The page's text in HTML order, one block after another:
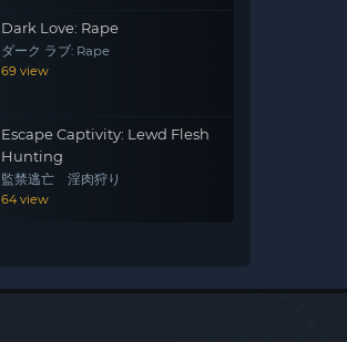
Dark Love: Rape
ダーク ラブ: Rape
69 view
Escape Captivity: Lewd Flesh
Hunting
監禁逃亡 淫肉狩り
64 view